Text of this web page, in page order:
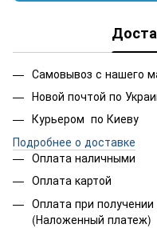
Самовывоз с нашего
Новой почтой по
Курьером по Киеву
Подробнее о доставке
Оплата наличными
Оплата картой
Оплата при
(Наложенный платеж)